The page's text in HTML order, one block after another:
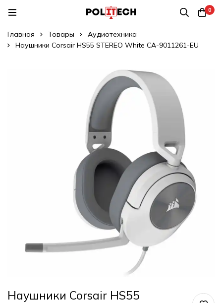
0
Главная Товары
Аудиотехника
Наушники Corsair HS55 STEREO White CA-9011261-EU
Наушники Corsair HS55